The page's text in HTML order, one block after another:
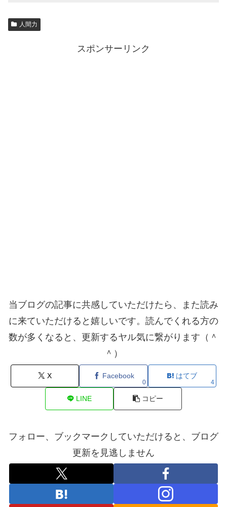
人間力
スポンサーリンク
当ブログの記事に共感していただけたら、また読み
に来ていただけると嬉しいです。読んでくれる方の
数が多くなると、更新するヤル気に繋がります（＾
＾）
X Facebook
0
はてブ
4
LINE コピー
フォロー、ブックマークしていただけると、ブログ
更新を見逃しません